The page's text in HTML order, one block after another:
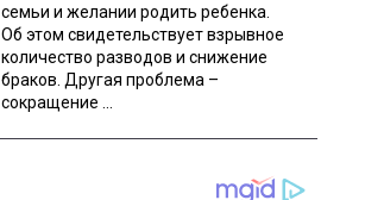
семьи и желании родить ребенка.
Об этом свидетельствует взрывное
количество разводов и снижение
браков. Другая проблема –
сокращение ...